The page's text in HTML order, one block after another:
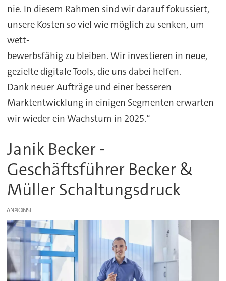
nie. In diesem Rahmen sind wir darauf fokussiert,
unsere Kosten so viel wie möglich zu senken, um
wett-
bewerbsfähig zu bleiben. Wir investieren in neue,
gezielte digitale Tools, die uns dabei helfen.
Dank neuer Aufträge und einer besseren
Marktentwicklung in einigen Segmenten erwarten
wir wieder ein Wachstum in 2025.“
Janik Becker -
Geschäftsführer Becker &
Müller Schaltungsdruck
ANZEIGE